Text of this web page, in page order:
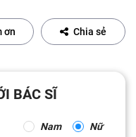
ơn Chia sẻ
BÁC SĨ
Nam Nữ